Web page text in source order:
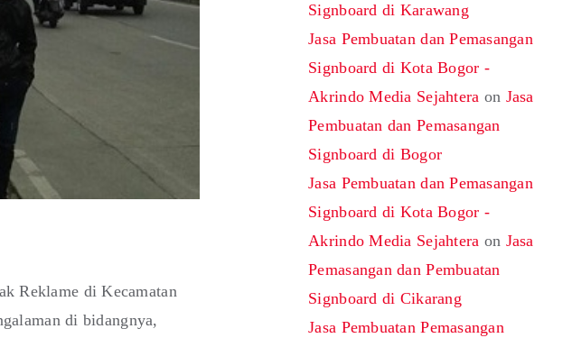
Reklame di Kecamatan
di bidangnya,
Signboard di Karawang
Jasa Pembuatan dan Pemasangan
Signboard di Kota Bogor -
Akrindo Media Sejahtera on Jasa
Pembuatan dan Pemasangan
Signboard di Bogor
Jasa Pembuatan dan Pemasangan
Signboard di Kota Bogor -
Akrindo Media Sejahtera on Jasa
Pemasangan dan Pembuatan
Signboard di Cikarang
Jasa Pembuatan Pemasangan